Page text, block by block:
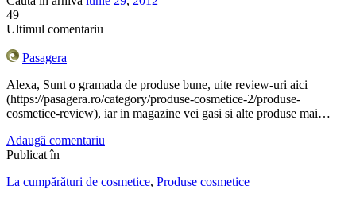
49
Ultimul comentariu
Pasagera
Alexa, Sunt o gramada de produse bune, uite review-uri aici
(https://pasagera.ro/category/produse-cosmetice-2/produse-
cosmetice-review), iar in magazine vei gasi si alte produse mai…
Adaugă comentariu
Publicat în
La cumpărături de cosmetice, Produse cosmetice